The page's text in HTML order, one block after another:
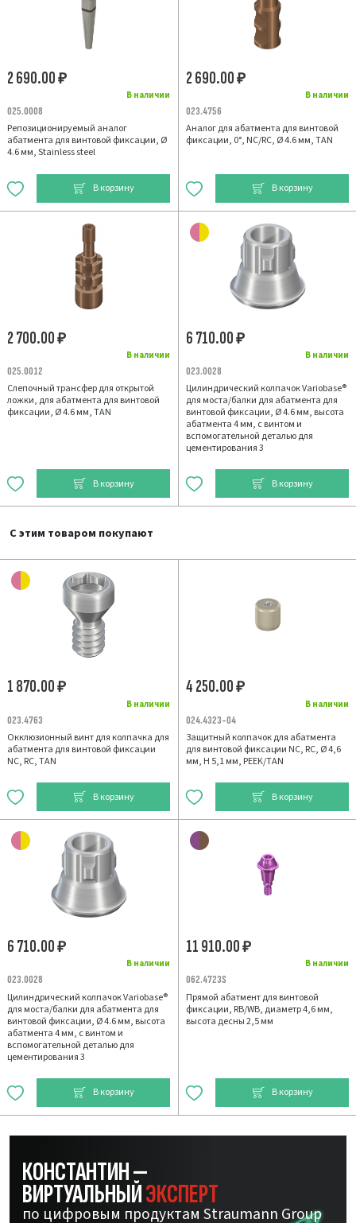
В наличии
2 690.00₽
025.0008
Репозиционируемый аналог
абатмента для винтовой фиксации, Ø
4.6 мм, Stainless steel
В корзину
В наличии
2 690.00₽
023.4756
Аналог для абатмента для винтовой
фиксации, 0°, NC/RC, Ø 4.6 мм, TAN
В корзину
В наличии
2 700.00₽
025.0012
Слепочный трансфер для открытой
ложки, для абатмента для винтовой
фиксации, Ø 4.6 мм, TAN
В корзину
В наличии
6 710.00₽
023.0028
Цилиндрический колпачок Variobase®
для моста/балки для абатмента для
винтовой фиксации, Ø 4.6 мм, высота
абатмента 4 мм, с винтом и
вспомогательной деталью для
цементирования 3
В корзину
С этим товаром покупают
В наличии
1 870.00₽
023.4763
Окклюзионный винт для колпачка для
абатмента для винтовой фиксации
NC, RC, TAN
В корзину
В наличии
4 250.00₽
024.4323-04
Защитный колпачок для абатмента
для винтовой фиксации NС, RC, Ø 4,6
мм, H 5,1 мм, PEEK/TAN
В корзину
В наличии
6 710.00₽
023.0028
Цилиндрический колпачок Variobase®
для моста/балки для абатмента для
винтовой фиксации, Ø 4.6 мм, высота
абатмента 4 мм, с винтом и
вспомогательной деталью для
цементирования 3
В корзину
В наличии
11 910.00₽
062.4723S
Прямой абатмент для винтовой
фиксации, RB/WB, диаметр 4,6 мм,
высота десны 2,5 мм
В корзину
КОНСТАНТИН —
ВИРТУАЛЬНЫЙЭКСПЕРТ
по цифровым продуктам Straumann Group